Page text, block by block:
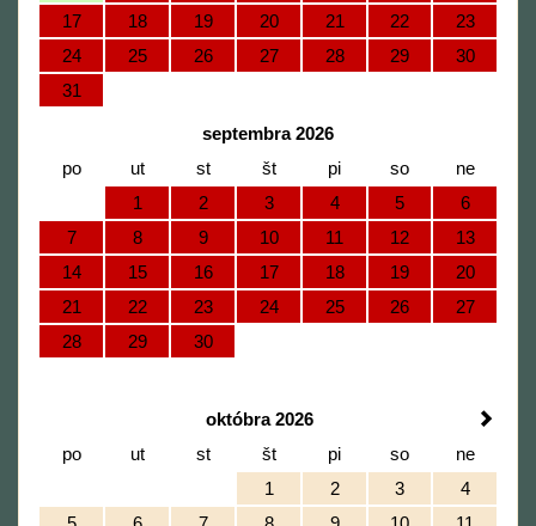
17
18 19 20 21 22
23
24
25 26 27 28 29
30
31
septembra 2026
po
ut st št pi so
ne
1
2 3 4 5
6
7
8 9 10 11 12
13
14
15 16 17 18 19
20
21
22 23 24 25 26
27
28
29 30
októbra 2026
po
ut st št pi so
ne
1
2 3
4